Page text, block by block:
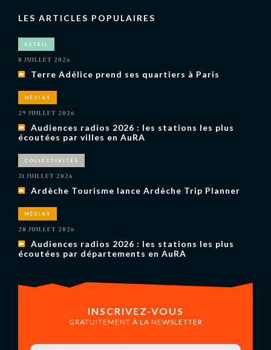
LES ARTICLES POPULAIRES
RETAIL
8 JUILLET 2026
Terre Adélice prend ses quartiers à Paris
MÉDIAS
29 JUILLET 2026
Audiences radios 2026 : les stations les plus
écoutées par villes en AuRA
COLLECTIVITÉS
31 JUILLET 2026
Ardèche Tourisme lance Ardèche Trip Planner
MÉDIAS
28 JUILLET 2026
Audiences radios 2026 : les stations les plus
écoutées par départements en AuRA
INSCRIVEZ-VOUS
GRATUITEMENT À LA NEWSLETTER